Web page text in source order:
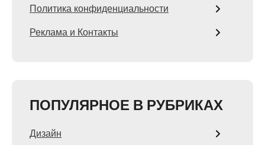
Политика конфиденциальности
Реклама и Контакты
ПОПУЛЯРНОЕ В РУБРИКАХ
Дизайн